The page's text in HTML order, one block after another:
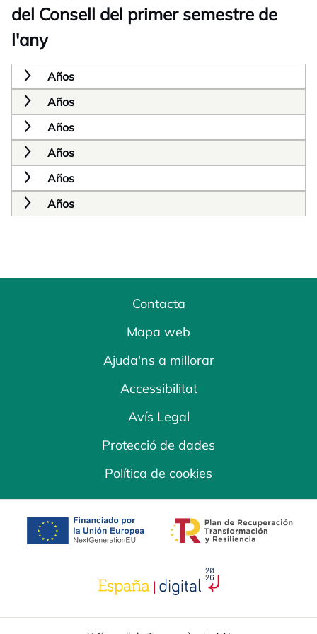
del Consell del primer semestre de
l'any
Años
Años
Años
Años
Años
Años
Contacta
Mapa web
Ajuda'ns a millorar
Accessibilitat
Avís Legal
Protecció de dades
Política de cookies
opens in a new tab opens in a new
opens in a new tab